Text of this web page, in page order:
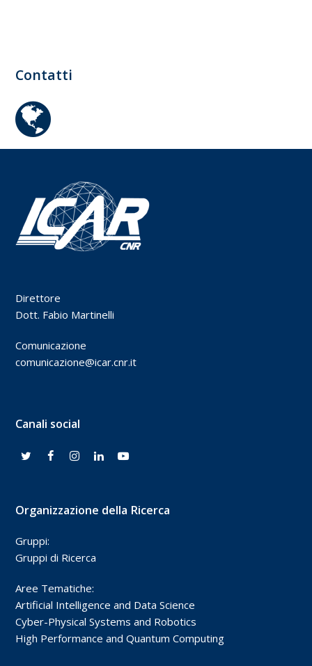
Contatti
www
Direttore
Dott. Fabio Martinelli
Comunicazione
comunicazione@icar.cnr.it
Canali social
Organizzazione della Ricerca
Gruppi:
Gruppi di Ricerca
Aree Tematiche:
Artificial Intelligence and Data Science
Cyber-Physical Systems and Robotics
High Performance and Quantum Computing